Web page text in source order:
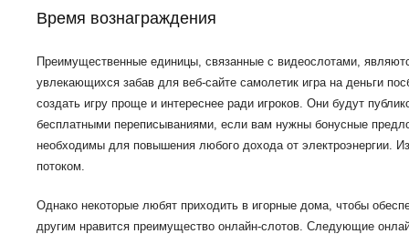
Время вознаграждения
Преимущественные единицы, связанные с видеослотами,
увлекающихся забав для веб-сайте самолетик игра на деньги
создать игру проще и интереснее ради игроков. Они будут
бесплатными переписываниями, если вам нужны бонусные
необходимы для повышения любого дохода от электроэнергии.
потоком.
Однако некоторые любят приходить в игорные дома, чтобы
другим нравится преимущество онлайн-слотов. Следующие